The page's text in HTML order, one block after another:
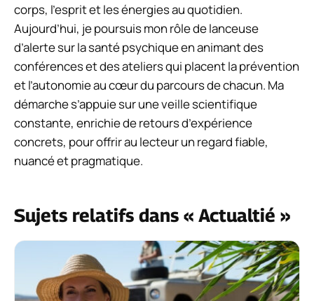
corps, l’esprit et les énergies au quotidien.
Aujourd’hui, je poursuis mon rôle de lanceuse
d’alerte sur la santé psychique en animant des
conférences et des ateliers qui placent la prévention
et l’autonomie au cœur du parcours de chacun. Ma
démarche s’appuie sur une veille scientifique
constante, enrichie de retours d’expérience
concrets, pour offrir au lecteur un regard fiable,
nuancé et pragmatique.
Sujets relatifs dans « Actualtié »